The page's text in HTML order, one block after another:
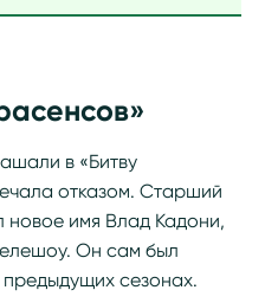
в «Битву
отказом. Старший
новое имя Влад Кадони,
Он сам был
предыдущих сезонах.